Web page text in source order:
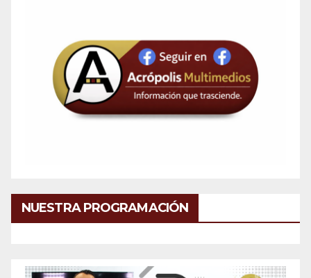
NUESTRA PROGRAMACIÓN